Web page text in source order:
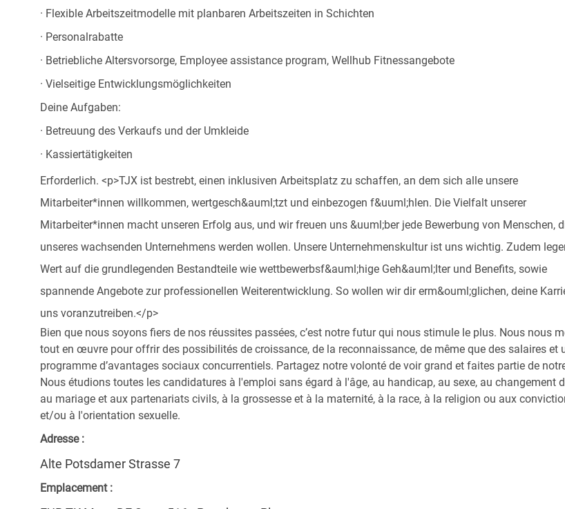
· Flexible Arbeitszeitmodelle mit planbaren Arbeitszeiten in Schichten
· Personalrabatte
· Betriebliche Altersvorsorge, Employee assistance program, Wellhub Fitnessangebote
· Vielseitige Entwicklungsmöglichkeiten
Deine Aufgaben:
· Betreuung des Verkaufs und der Umkleide
· Kassiertätigkeiten
Erforderlich. <p>TJX ist bestrebt, einen inklusiven Arbeitsplatz zu schaffen, an dem sich alle unsere
Mitarbeiter*innen willkommen, wertgesch&auml;tzt und einbezogen f&uuml;hlen. Die Vielfalt unserer
Mitarbeiter*innen macht unseren Erfolg aus, und wir freuen uns &uuml;ber jede Bewerbung von Menschen,
unseres wachsenden Unternehmens werden wollen. Unsere Unternehmenskultur ist uns wichtig. Zudem
Wert auf die grundlegenden Bestandteile wie wettbewerbsf&auml;hige Geh&auml;lter und Benefits, sowie
spannende Angebote zur professionellen Weiterentwicklung. So wollen wir dir erm&ouml;glichen, deine
uns voranzutreiben.</p>
Bien que nous soyons fiers de nos réussites passées, c’est notre futur qui nous stimule le plus. Nous nous
tout en œuvre pour offrir des possibilités de croissance, de la reconnaissance, de même que des salaires et
programme d’avantages sociaux concurrentiels. Partagez notre volonté de voir grand et faites partie de
Nous étudions toutes les candidatures à l'emploi sans égard à l'âge, au handicap, au sexe, au changement
au mariage et aux partenariats civils, à la grossesse et à la maternité, à la race, à la religion ou aux
et/ou à l'orientation sexuelle.
Adresse :
Alte Potsdamer Strasse 7
Emplacement :